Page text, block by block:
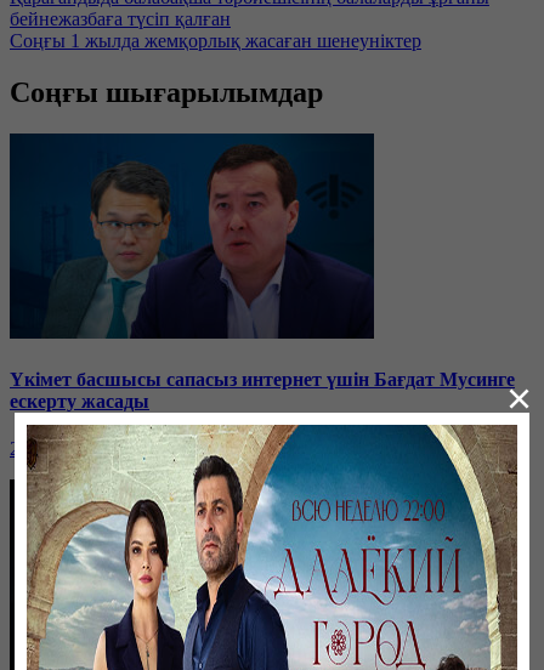
бейнежазбаға түсіп қалған
Соңғы 1 жылда жемқорлық жасаған шенеуніктер
Соңғы шығарылымдар
Үкімет басшысы сапасыз интернет үшін Бағдат Мусинге
ескерту жасады
26 января, 19:37
×